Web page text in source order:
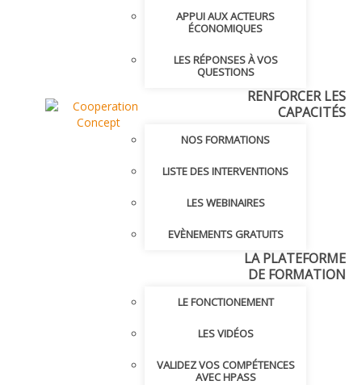
APPUI AUX ACTEURS
ÉCONOMIQUES
LES RÉPONSES À VOS
QUESTIONS
RENFORCER LES
CAPACITÉS
NOS FORMATIONS
LISTE DES INTERVENTIONS
LES WEBINAIRES
EVÈNEMENTS GRATUITS
LA PLATEFORME
DE FORMATION
LE FONCTIONEMENT
LES VIDÉOS
VALIDEZ VOS COMPÉTENCES
AVEC HPASS